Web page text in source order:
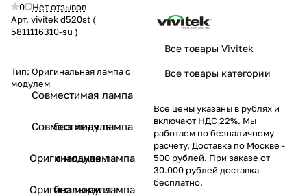
0
Нет отзывов
Арт. vivitek d520st (
5811116310-su )
Тип: Оригинальная лампа с
модулем
Совместимая лампа
без модуля
Совместимая лампа
с модулем
Оригинальная лампа
без модуля
Оригинальная лампа
Все товары Vivitek
Все товары категории
Все цены указаны в рублях и
включают НДС 22%. Мы
работаем по безналичному
расчету. Доставка по Москве -
500 рублей. При заказе от
30.000 рублей доставка
бесплатно.